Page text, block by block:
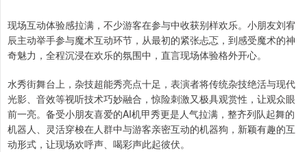
现场互动体验感拉满，不少游客在参与中收获别样欢乐。小朋友刘宥
辰主动举手参与魔术互动环节，从最初的紧张忐忑，到感受魔术的神
奇魅力，全程沉浸在欢乐的氛围中，直言现场体验格外开心。
水秀街舞台上，杂技超能秀亮点十足，表演者将传统杂技绝活与现代
光影、音效等视听技术巧妙融合，惊险刺激又极具观赏性，让观众眼
前一亮。备受小朋友喜爱的AI机甲秀更是人气拉满，整齐列队起舞的
机器人、灵活穿梭在人群中与游客亲密互动的机器狗，新颖有趣的互
动形式，让现场欢呼声、喝彩声此起彼伏。